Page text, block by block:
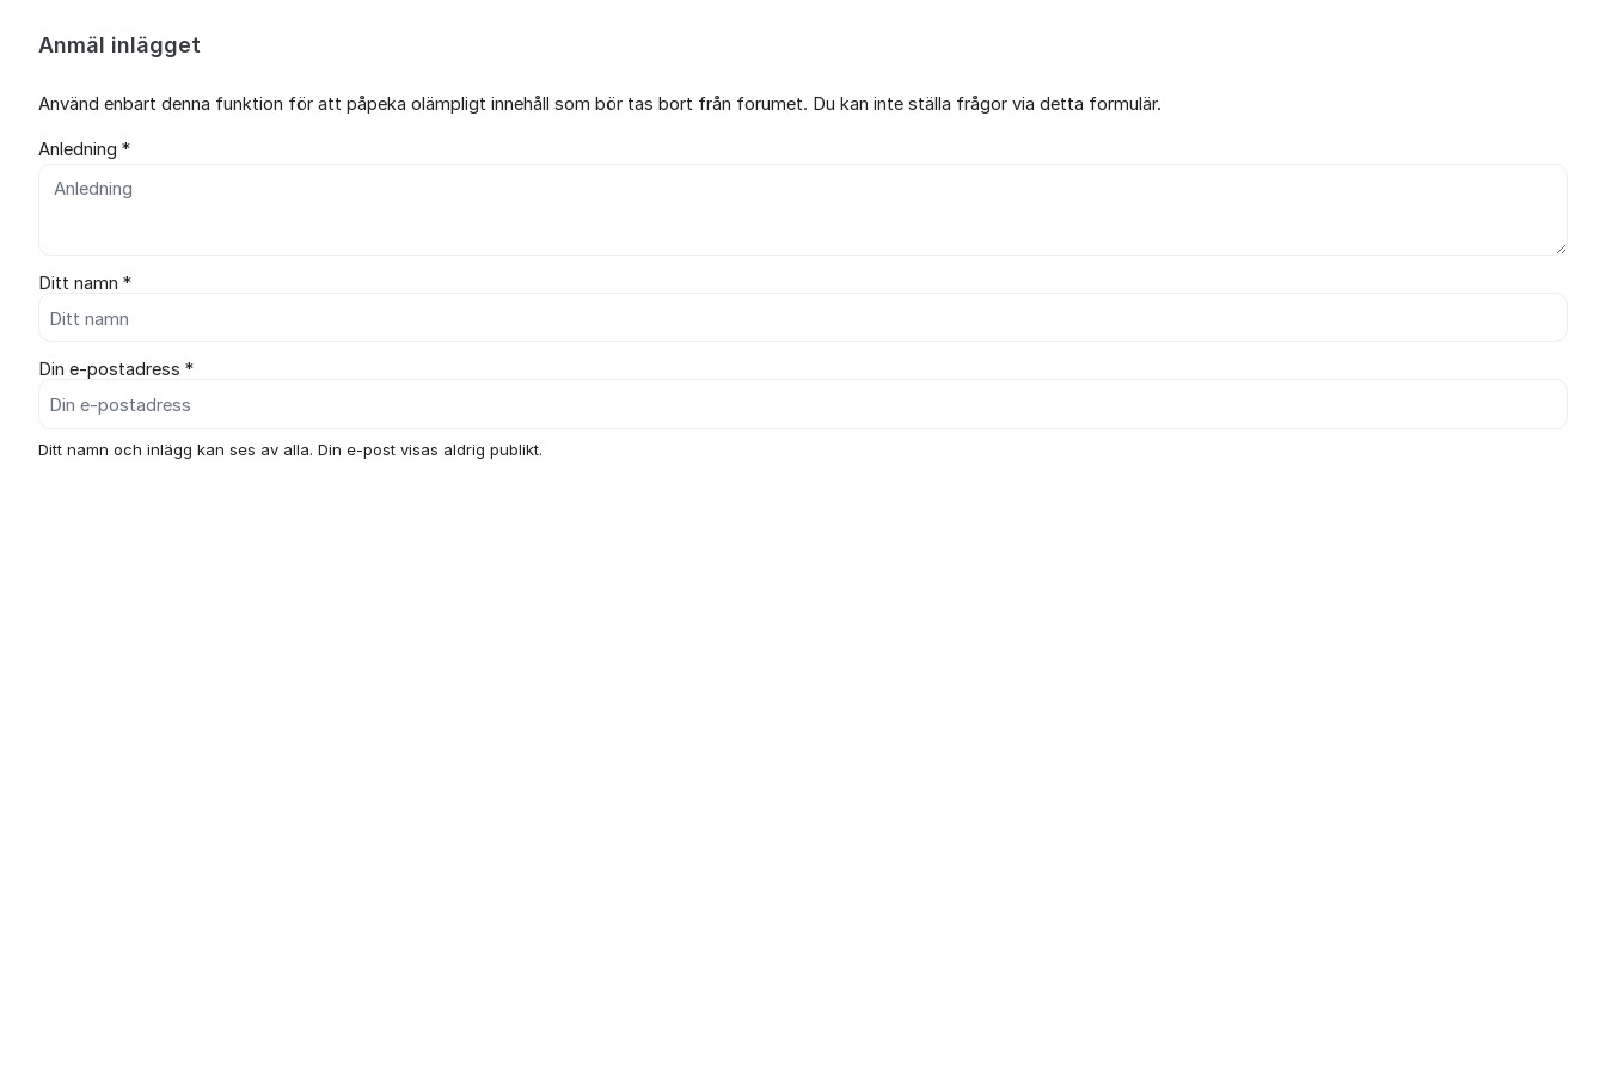
Anmäl inlägget
Använd enbart denna funktion för att påpeka olämpligt innehåll som bör tas bort från forumet. Du kan inte ställa frågor via detta formulär.
Anledning *
Ditt namn *
Din e-postadress *
Ditt namn och inlägg kan ses av alla. Din e-post visas aldrig publikt.